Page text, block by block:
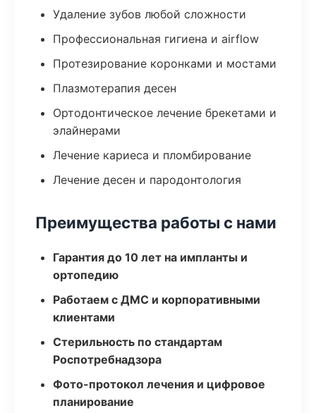
Удаление зубов любой сложности
Профессиональная гигиена и airflow
Протезирование коронками и мостами
Плазмотерапия десен
Ортодонтическое лечение брекетами и
элайнерами
Лечение кариеса и пломбирование
Лечение десен и пародонтология
Преимущества работы с нами
Гарантия до 10 лет на импланты и
ортопедию
Работаем с ДМС и корпоративными
клиентами
Стерильность по стандартам
Роспотребнадзора
Фото-протокол лечения и цифровое
планирование